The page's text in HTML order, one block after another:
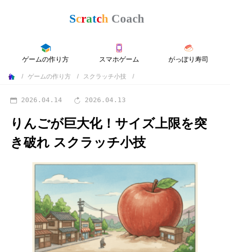
ゲームの作り方 スマホゲーム がっぽり寿司
ゲームの作り方 スクラッチ小技
2026.04.14 2026.04.13
りんごが巨大化！サイズ上限を突
き破れ スクラッチ小技